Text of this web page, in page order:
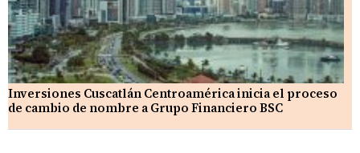
Inversiones Cuscatlán Centroamérica inicia el proceso
de cambio de nombre a Grupo Financiero BSC